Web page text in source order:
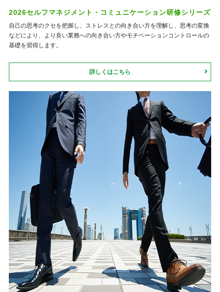
2026セルフマネジメント・コミュニケーション研修シリーズ
自己の思考のクセを把握し、ストレスとの向き合い方を理解し、思考の変換
などにより、より良い業務への向き合い方やモチベーションコントロールの
基礎を習得します。
詳しくはこちら